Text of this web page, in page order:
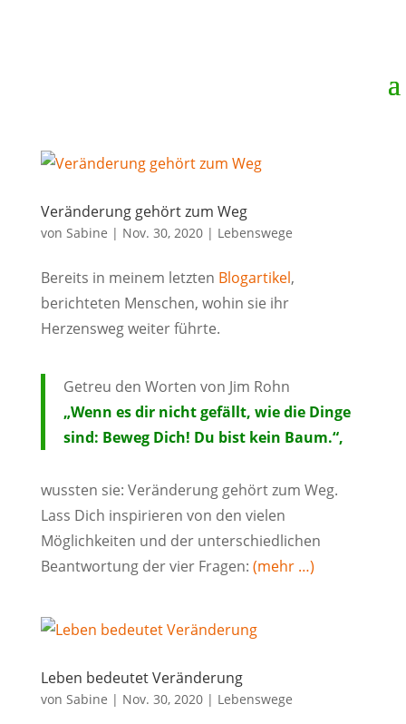
Veränderung gehört zum Weg
von Sabine | Nov. 30, 2020| Lebenswege
Bereits in meinem letzten Blogartikel,
berichteten Menschen, wohin sie ihr
Herzensweg weiter führte.
Getreu den Worten von Jim Rohn
„Wenn es dir nicht gefällt, wie die Dinge
sind: Beweg Dich! Du bist kein Baum.“,
wussten sie: Veränderung gehört zum Weg.
Lass Dich inspirieren von den vielen
Möglichkeiten und der unterschiedlichen
Beantwortung der vier Fragen: (mehr …)
Leben bedeutet Veränderung
von Sabine | Nov. 30, 2020| Lebenswege